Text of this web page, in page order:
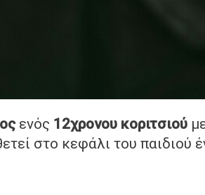
ενός 12χρονου κοριτσιού
στο κεφάλι του